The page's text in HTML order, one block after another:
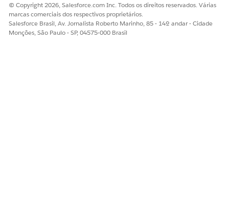
© Copyright 2026, Salesforce.com Inc. Todos os direitos reservados. Várias
marcas comerciais dos respectivos proprietários.
Salesforce Brasil, Av. Jornalista Roberto Marinho, 85 - 14º andar - Cidade
Monções, São Paulo - SP, 04575-000 Brasil